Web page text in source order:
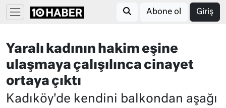
Abone ol Giriş
Yaralı kadının hakim eşine
ulaşmaya çalışılınca cinayet
ortaya çıktı
Kadıköy'de kendini balkondan aşağı